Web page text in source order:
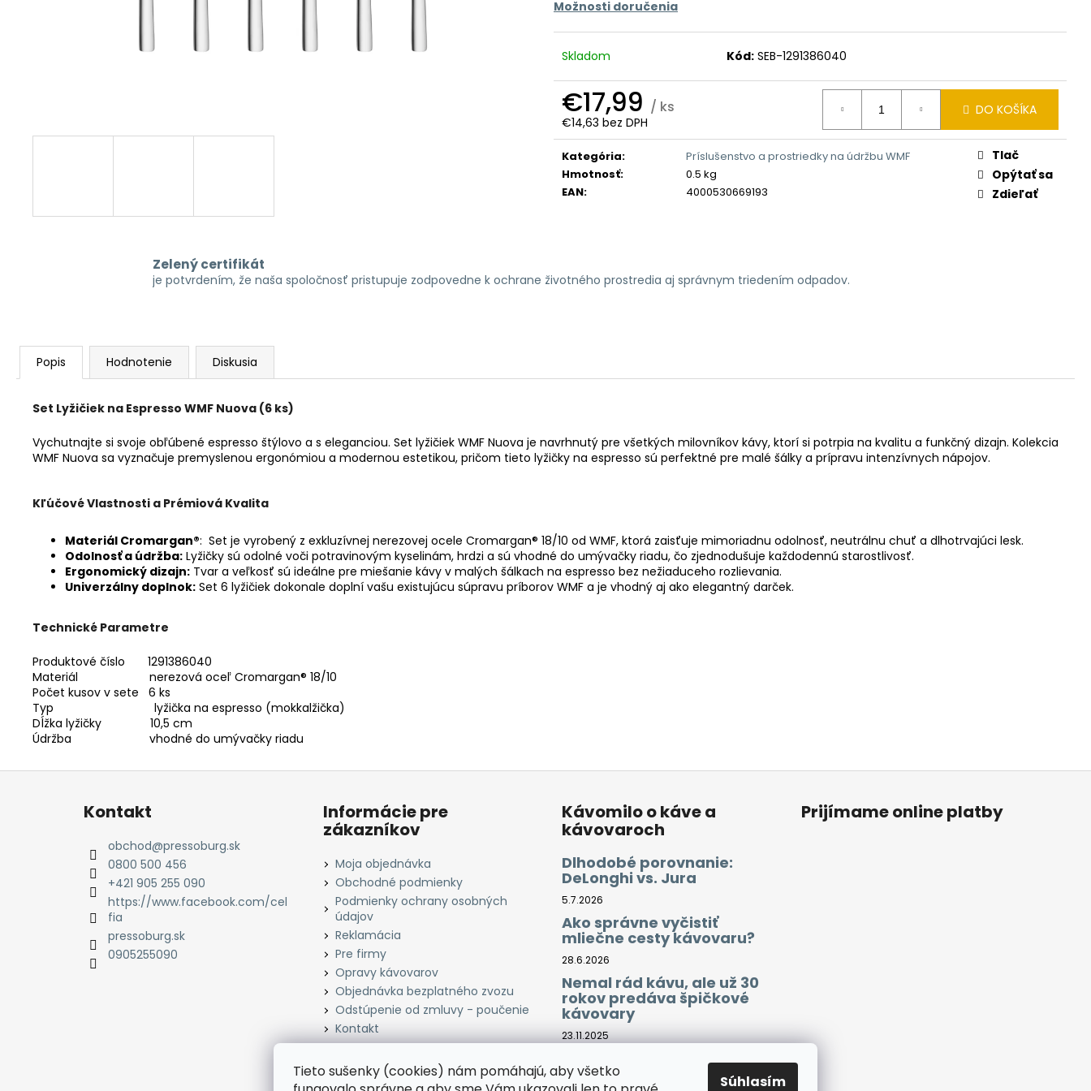
Tieto sušenky (cookies) nám pomáhajú, aby všetko
Súhlasím
Možnosti doručenia
Skladom Kód: SEB-1291386040
€17,99 / ks
€14,63 bez DPH
Jednotková
cena:
DO KOŠÍKA
Kategória:
Príslušenstvo a prostriedky na údržbu WMF
Hmotnosť:
0.5 kg
EAN: 4000530669193
Tlač
Opýtať sa
Zdieľať
Zelený certifikát
je potvrdením, že naša spoločnosť pristupuje zodpovedne k ochrane životného prostredia aj správnym triedením odpadov.
Popis Hodnotenie Diskusia
Set Lyžičiek na Espresso WMF Nuova (6 ks)
Vychutnajte si svoje obľúbené espresso štýlovo a s eleganciou. Set lyžičiek WMF Nuova je navrhnutý pre všetkých milovníkov kávy, ktorí si potrpia na kvalitu a funkčný dizajn. Kolekcia
WMF Nuova sa vyznačuje premyslenou ergonómiou a modernou estetikou, pričom tieto lyžičky na espresso sú perfektné pre malé šálky a prípravu intenzívnych nápojov.
Kľúčové Vlastnosti a Prémiová Kvalita
Materiál Cromargan®: Set je vyrobený z exkluzívnej nerezovej ocele Cromargan® 18/10 od WMF, ktorá zaisťuje mimoriadnu odolnosť, neutrálnu chuť a dlhotrvajúci lesk.
Odolnosť a údržba: Lyžičky sú odolné voči potravinovým kyselinám, hrdzi a sú vhodné do umývačky riadu, čo zjednodušuje každodennú starostlivosť.
Ergonomický dizajn: Tvar a veľkosť sú ideálne pre miešanie kávy v malých šálkach na espresso bez nežiaduceho rozlievania.
Univerzálny doplnok: Set 6 lyžičiek dokonale doplní vašu existujúcu súpravu príborov WMF a je vhodný aj ako elegantný darček.
Technické Parametre
Produktové číslo 1291386040
Materiál nerezová oceľ Cromargan® 18/10
Počet kusov v sete 6 ks
Typ lyžička na espresso (mokkalžička)
Dĺžka lyžičky 10,5 cm
Údržba vhodné do umývačky riadu
Z
Kontakt
obchod@pressoburg.sk
0800 500 456
+421 905 255 090
https://www.facebook.com/cel
fia
pressoburg.sk
0905255090
Informácie pre
zákazníkov
Moja objednávka
Obchodné podmienky
Podmienky ochrany osobných
údajov
Reklamácia
Pre firmy
Opravy kávovarov
Objednávka bezplatného zvozu
Odstúpenie od zmluvy - poučenie
Kontakt
Kávomilo o káve a
kávovaroch
Dlhodobé porovnanie:
DeLonghi vs. Jura
5.7.2026
Ako správne vyčistiť
mliečne cesty kávovaru?
28.6.2026
Nemal rád kávu, ale už 30
rokov predáva špičkové
kávovary
23.11.2025
Trojcestné batérie – ako
fungujú a prečo ich mať
Prijímame online platby